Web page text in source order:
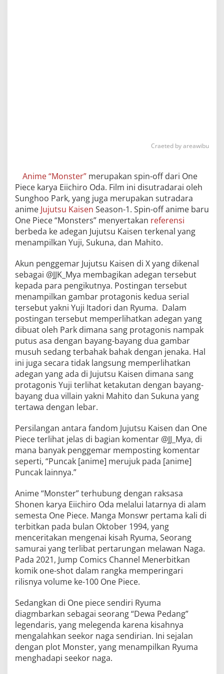
Craeted by areawibu
Anime “Monster” merupakan spin-off dari One
Piece karya Eiichiro Oda. Film ini disutradarai oleh
Sunghoo Park, yang juga merupakan sutradara
anime Jujutsu Kaisen Season-1. Spin-off anime baru
One Piece “Monsters” menyertakan referensi
berbeda ke adegan Jujutsu Kaisen terkenal yang
menampilkan Yuji, Sukuna, dan Mahito.
Akun penggemar Jujutsu Kaisen di X yang dikenal
sebagai @JJK_Mya membagikan adegan tersebut
kepada para pengikutnya. Postingan tersebut
menampilkan gambar protagonis kedua serial
tersebut yakni Yuji Itadori dan Ryuma. Dalam
postingan tersebut memperlihatkan adegan yang
dibuat oleh Park dimana sang protagonis nampak
putus asa dengan bayang-bayang dua gambar
musuh sedang terbahak bahak dengan jenaka. Hal
ini juga secara tidak langsung memperlihatkan
adegan yang ada di Jujutsu Kaisen dimana sang
protagonis Yuji terlihat ketakutan dengan bayang-
bayang dua villain yakni Mahito dan Sukuna yang
tertawa dengan lebar.
Persilangan antara fandom Jujutsu Kaisen dan One
Piece terlihat jelas di bagian komentar @JJ_Mya, di
mana banyak penggemar memposting komentar
seperti, “Puncak [anime] merujuk pada [anime]
Puncak lainnya.”
Anime “Monster” terhubung dengan raksasa
Shonen karya Eiichiro Oda melalui latarnya di alam
semesta One Piece. Manga Monswr pertama kali di
terbitkan pada bulan Oktober 1994, yang
menceritakan mengenai kisah Ryuma, Seorang
samurai yang terlibat pertarungan melawan Naga.
Pada 2021, Jump Comics Channel Menerbitkan
komik one-shot dalam rangka memperingari
rilisnya volume ke-100 One Piece.
Sedangkan di One piece sendiri Ryuma
diagmbarkan sebagai seorang “Dewa Pedang”
legendaris, yang melegenda karena kisahnya
mengalahkan seekor naga sendirian. Ini sejalan
dengan plot Monster, yang menampilkan Ryuma
menghadapi seekor naga.